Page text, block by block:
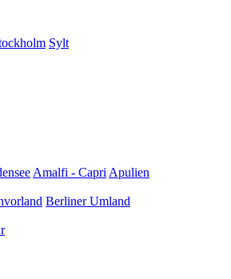
Sylt
Amalfi - Capri Apulien
Berliner Umland